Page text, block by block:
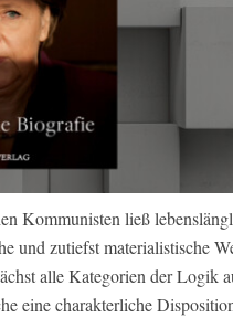
Kommunisten ließ
und zutiefst materialistische
alle Kategorien der Logik
eine charakterliche